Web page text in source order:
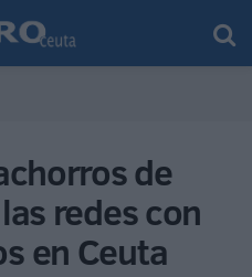
de
redes con
en Ceuta